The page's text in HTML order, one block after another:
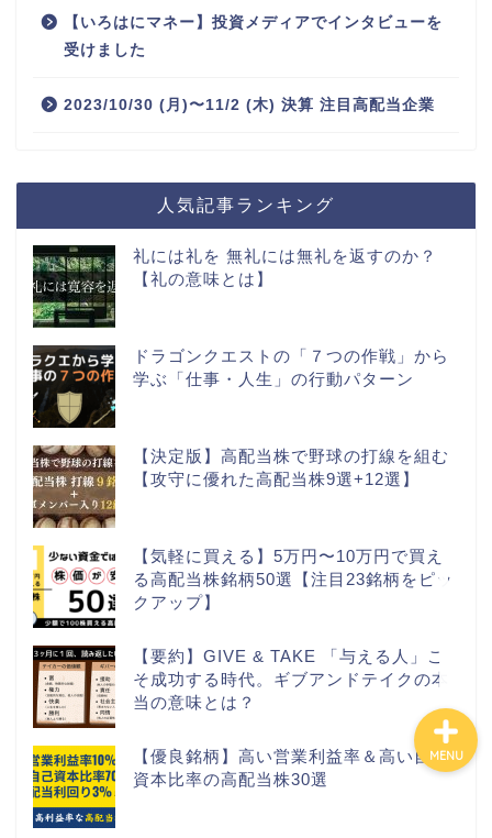
【いろはにマネー】投資メディアでインタビューを
受けました
2023/10/30 (月)〜11/2 (木) 決算 注目高配当企業
人気記事ランキング
礼には礼を 無礼には無礼を返すのか？
【礼の意味とは】
ドラゴンクエストの「７つの作戦」から
学ぶ「仕事・人生」の行動パターン
【決定版】高配当株で野球の打線を組む
【攻守に優れた高配当株9選+12選】
【気軽に買える】5万円〜10万円で買え
る高配当株銘柄50選【注目23銘柄をピッ
クアップ】
【要約】GIVE & TAKE 「与える人」こ
そ成功する時代。ギブアンドテイクの本
当の意味とは？
【優良銘柄】高い営業利益率＆高い自己
資本比率の高配当株30選
MENU
株式投資・金融知識
おすすめ読書の要約